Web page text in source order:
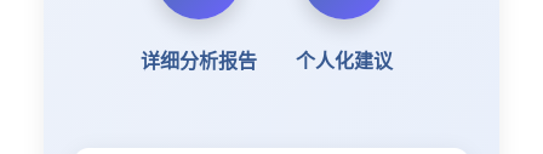
详细分析报告 个人化建议